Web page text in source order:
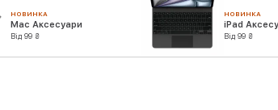
НОВИНКА
Mac Аксесуари
Від 99 ₴
НОВИНКА
iPad
Від 99 ₴